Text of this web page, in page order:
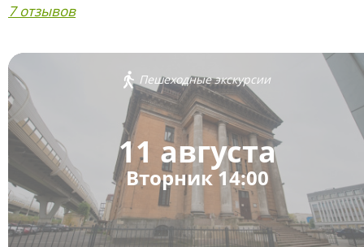
7 отзывов
Пешеходные экскурсии
11 августа
Вторник 14:00